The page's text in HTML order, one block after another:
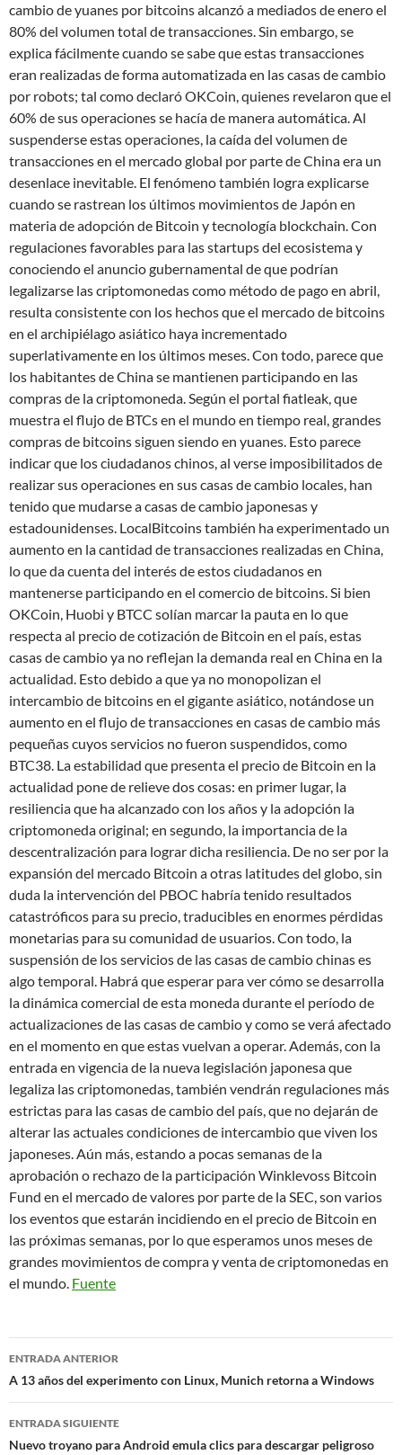
cambio de yuanes por bitcoins alcanzó a mediados de enero el
80% del volumen total de transacciones. Sin embargo, se
explica fácilmente cuando se sabe que estas transacciones
eran realizadas de forma automatizada en las casas de cambio
por robots; tal como declaró OKCoin, quienes revelaron que el
60% de sus operaciones se hacía de manera automática. Al
suspenderse estas operaciones, la caída del volumen de
transacciones en el mercado global por parte de China era un
desenlace inevitable. El fenómeno también logra explicarse
cuando se rastrean los últimos movimientos de Japón en
materia de adopción de Bitcoin y tecnología blockchain. Con
regulaciones favorables para las startups del ecosistema y
conociendo el anuncio gubernamental de que podrían
legalizarse las criptomonedas como método de pago en abril,
resulta consistente con los hechos que el mercado de bitcoins
en el archipiélago asiático haya incrementado
superlativamente en los últimos meses. Con todo, parece que
los habitantes de China se mantienen participando en las
compras de la criptomoneda. Según el portal fiatleak, que
muestra el flujo de BTCs en el mundo en tiempo real, grandes
compras de bitcoins siguen siendo en yuanes. Esto parece
indicar que los ciudadanos chinos, al verse imposibilitados de
realizar sus operaciones en sus casas de cambio locales, han
tenido que mudarse a casas de cambio japonesas y
estadounidenses. LocalBitcoins también ha experimentado un
aumento en la cantidad de transacciones realizadas en China,
lo que da cuenta del interés de estos ciudadanos en
mantenerse participando en el comercio de bitcoins. Si bien
OKCoin, Huobi y BTCC solían marcar la pauta en lo que
respecta al precio de cotización de Bitcoin en el país, estas
casas de cambio ya no reflejan la demanda real en China en la
actualidad. Esto debido a que ya no monopolizan el
intercambio de bitcoins en el gigante asiático, notándose un
aumento en el flujo de transacciones en casas de cambio más
pequeñas cuyos servicios no fueron suspendidos, como
BTC38. La estabilidad que presenta el precio de Bitcoin en la
actualidad pone de relieve dos cosas: en primer lugar, la
resiliencia que ha alcanzado con los años y la adopción la
criptomoneda original; en segundo, la importancia de la
descentralización para lograr dicha resiliencia. De no ser por la
expansión del mercado Bitcoin a otras latitudes del globo, sin
duda la intervención del PBOC habría tenido resultados
catastróficos para su precio, traducibles en enormes pérdidas
monetarias para su comunidad de usuarios. Con todo, la
suspensión de los servicios de las casas de cambio chinas es
algo temporal. Habrá que esperar para ver cómo se desarrolla
la dinámica comercial de esta moneda durante el período de
actualizaciones de las casas de cambio y como se verá afectado
en el momento en que estas vuelvan a operar. Además, con la
entrada en vigencia de la nueva legislación japonesa que
legaliza las criptomonedas, también vendrán regulaciones más
estrictas para las casas de cambio del país, que no dejarán de
alterar las actuales condiciones de intercambio que viven los
japoneses. Aún más, estando a pocas semanas de la
aprobación o rechazo de la participación Winklevoss Bitcoin
Fund en el mercado de valores por parte de la SEC, son varios
los eventos que estarán incidiendo en el precio de Bitcoin en
las próximas semanas, por lo que esperamos unos meses de
grandes movimientos de compra y venta de criptomonedas en
el mundo. Fuente
Navegación
de
entradas
ENTRADA ANTERIOR
A 13 años del experimento con Linux, Munich retorna a Windows
ENTRADA SIGUIENTE
Nuevo troyano para Android emula clics para descargar peligroso